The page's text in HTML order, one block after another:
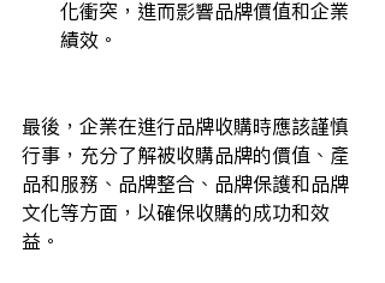
化衝突，進而影響品牌價值和企業
績效。
最後，企業在進行品牌收購時應該謹慎
行事，充分了解被收購品牌的價值、產
品和服務、品牌整合、品牌保護和品牌
文化等方面，以確保收購的成功和效
益。